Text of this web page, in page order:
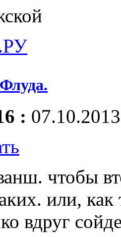
:
чтобы
или, как
вдруг